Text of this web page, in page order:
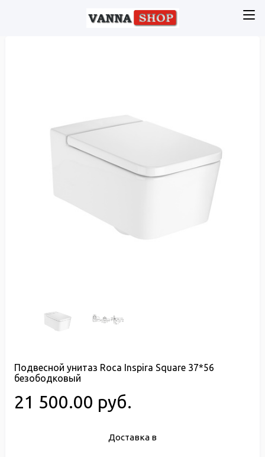
Подвесной унитаз Roca Inspira Square 37*56
безободковый
21 500.00 руб.
Доставка в